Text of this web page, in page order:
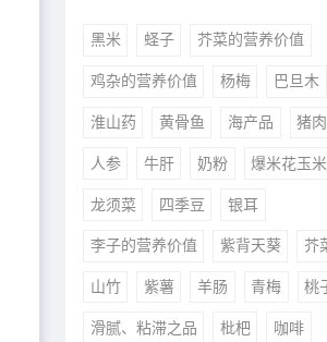
黑米 蛏子 芥菜的营养价值
鸡杂的营养价值 杨梅 巴旦木
淮山药 黄骨鱼 海产品 猪肉
人参 牛肝 奶粉 爆米花玉
龙须菜 四季豆 银耳
李子的营养价值 紫背天葵 芥
山竹 紫薯 羊肠 青梅 桃
滑腻、粘滞之品 枇杷 咖啡